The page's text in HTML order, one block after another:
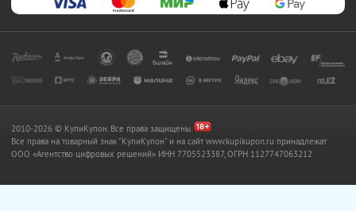
2010-2026 © КупиКупон. Все права защищены.
Все права на товарный знак "КупиКупон" и на сайт www.kupikupon.ru принадлежат
OOO «Агентство цифровых решений» ИНН 7705523387, ОГРН 1127747063212